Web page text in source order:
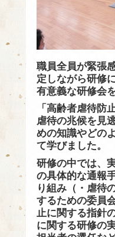
職員全員が緊張
定しながら研修
有意義な研修会
「高齢者虐待防
虐待の兆候を見
めの知識やどの
て学びました。
研修の中では、
の具体的な通報
り組み（・虐待
するための委員
止に関する指針
に関する研修の